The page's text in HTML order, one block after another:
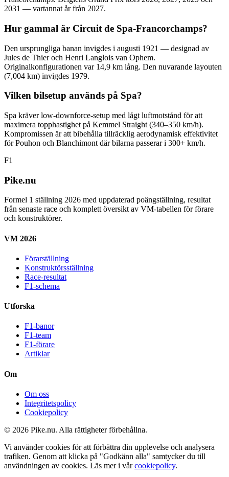
2031 — vartannat år från 2027.
Hur gammal är Circuit de Spa-Francorchamps?
Den ursprungliga banan invigdes i augusti 1921 — designad av
Jules de Thier och Henri Langlois van Ophem.
Originalkonfigurationen var 14,9 km lång. Den nuvarande layouten
(7,004 km) invigdes 1979.
Vilken bilsetup används på Spa?
Spa kräver low-downforce-setup med lågt luftmotstånd för att
maximera topphastighet på Kemmel Straight (340–350 km/h).
Kompromissen är att bibehålla tillräcklig aerodynamisk effektivitet
för Pouhon och Blanchimont där bilarna passerar i 300+ km/h.
F1
Pike.nu
Formel 1 ställning 2026 med uppdaterad poängställning, resultat
från senaste race och komplett översikt av VM-tabellen för förare
och konstruktörer.
VM 2026
Förarställning
Konstruktörsställning
Race-resultat
F1-schema
Utforska
F1-banor
F1-team
F1-förare
Artiklar
Om
Om oss
Integritetspolicy
Cookiepolicy
© 2026 Pike.nu. Alla rättigheter förbehållna.
Vi använder cookies för att förbättra din upplevelse och analysera
trafiken. Genom att klicka på "Godkänn alla" samtycker du till
användningen av cookies. Läs mer i vårcookiepolicy.